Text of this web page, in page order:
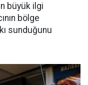
büyük ilgi
bölge
sunduğunu